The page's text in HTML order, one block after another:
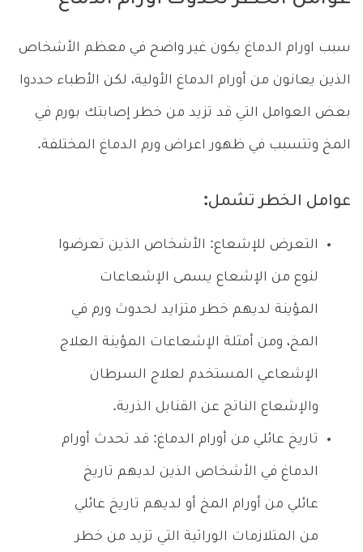
سبب اورام الدماغ يكون غير واضح في معظم الأشخاص
الذين يعانون من أورام الدماغ الأولية، لكن الأطباء حددوا
بعض العوامل التي قد تزيد من خطر إصابتك بورم في
المخ وتتسبب في ظهور اعراض ورم الدماغ المختلفة.
عوامل الخطر تشمل:
التعرض للإشعاع: الأشخاص الذين تعرضوا
لنوع من الإشعاع يسمى الإشعاعات
المؤينة لديهم خطر متزايد لحدوث ورم في
المخ، ومن أمثلة الإشعاعات المؤينة العلاج
الإشعاعي المستخدم لعلاج السرطان
والإشعاع الناتج عن القنابل الذرية.
تاريخ عائلي من أورام الدماغ: قد تحدث أورام
الدماغ في الأشخاص الذين لديهم تاريخ
عائلي من أورام المخ أو لديهم تاريخ عائلي
من المتلازمات الوراثية التي تزيد من خطر